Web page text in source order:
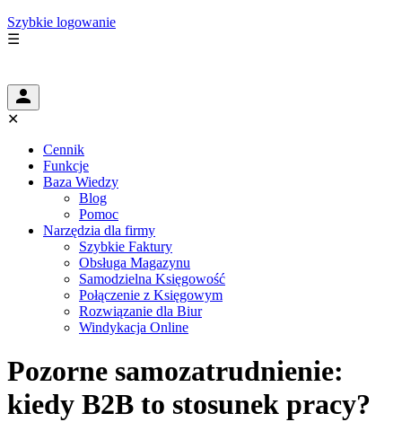
Szybkie logowanie
☰
✕
Cennik
Funkcje
Baza Wiedzy
Blog
Pomoc
Narzędzia dla firmy
Szybkie Faktury
Obsługa Magazynu
Samodzielna Księgowość
Połączenie z Księgowym
Rozwiązanie dla Biur
Windykacja Online
Pozorne samozatrudnienie:
kiedy B2B to stosunek pracy?